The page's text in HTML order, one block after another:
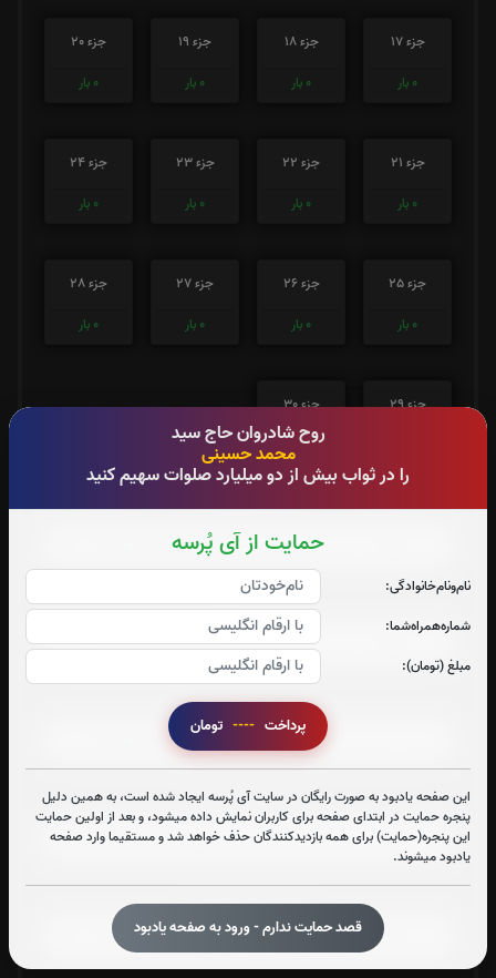
روح شادروان حاج سید
محمد حسینی
را در ثواب بیش از دو میلیارد صلوات سهیم کنید
حمایت از آی پُرسه
نام‌و‌نام‌خانوادگی:
شماره‌همراه‌شما:
مبلغ (تومان):
پرداخت ----
این صفحه یادبود به صورت رایگان در سایت آی پُرسه ایجاد شده است، به همین دلیل
پنجره حمایت در ابتدای صفحه برای کاربران نمایش داده میشود، و بعد از اولین حمایت
این پنجره(حمایت) برای همه بازدیدکنندگان حذف خواهد شد و مستقیما وارد صفحه
یادبود میشوند.
قصد حمایت ندارم - ورود به صفحه یادبود
جزء 17
0 بار
جزء 18
0 بار
جزء 19
0 بار
جزء 20
0 بار
جزء 21
0 بار
جزء 22
0 بار
جزء 23
0 بار
جزء 24
0 بار
جزء 25
0 بار
جزء 26
0 بار
جزء 27
0 بار
جزء 28
0 بار
جزء 29
جزء 30
0بار
صوت جزء شماره 1
صوت جزء شماره 2
صوت جزء شماره 3
صوت جزء شماره 4